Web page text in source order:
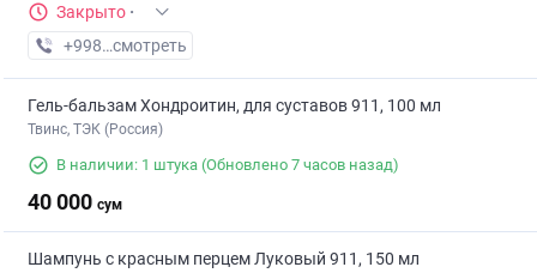
Закрыто ·
+998 (99) XXX-XX-XX
смотреть
Гель-бальзам Хондроитин, для суставов 911, 100 мл
Твинс, ТЭК (Россия)
В наличии: 1 штука (Обновлено 7 часов назад)
40 000 сум
Шампунь с красным перцем Луковый 911, 150 мл